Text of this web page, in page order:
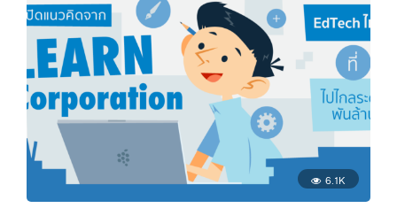
6.1K